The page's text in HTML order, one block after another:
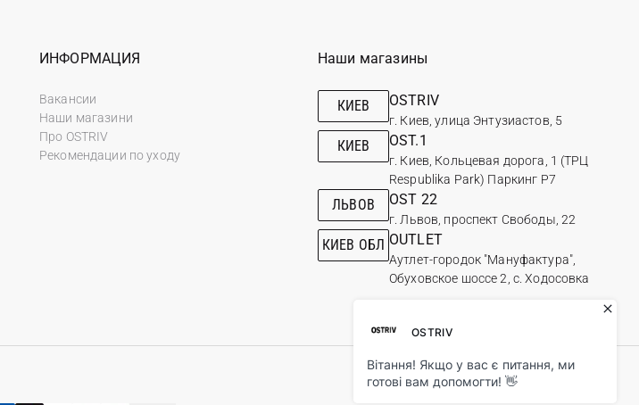
ИНФОРМАЦИЯ
Вакансии
Наши магазини
Про OSTRIV
Рекомендации по уходу
Наши магазины
КИЕВ OSTRIV
г. Киев, улица Энтузиастов, 5
КИЕВ OST.1
г. Киев, Кольцевая дорога, 1 (ТРЦ
Respublika Park) Паркинг Р7
ЛЬВОВ OST 22
г. Львов, проспект Свободы, 22
КИЕВ ОБЛ OUTLET
Аутлет-городок "Мануфактура",
Обуховское шоссе 2, с. Ходосовка